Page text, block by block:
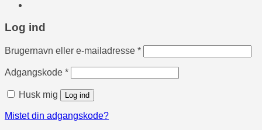
Log ind
Brugernavn eller e-mailadresse *Påkrævet
Adgangskode *Påkrævet
Husk mig Log ind
Mistet din adgangskode?